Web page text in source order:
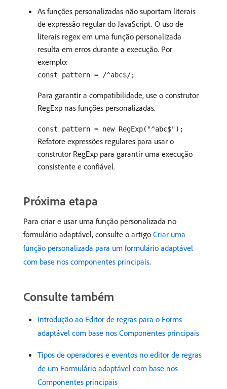
As funções personalizadas não suportam literais
de expressão regular do JavaScript. O uso de
literais regex em uma função personalizada
resulta em erros durante a execução. Por
exemplo:
const pattern = /^abc$/;
Para garantir a compatibilidade, use o construtor
RegExp nas funções personalizadas.
const pattern = new RegExp("^abc$");
Refatore expressões regulares para usar o
construtor RegExp para garantir uma execução
consistente e confiável.
Próxima etapa
Para criar e usar uma função personalizada no
formulário adaptável, consulte o artigo Criar uma
função personalizada para um formulário adaptável
com base nos componentes principais.
Consulte também
Introdução ao Editor de regras para o Forms
adaptável com base nos Componentes principais
Tipos de operadores e eventos no editor de regras
de um Formulário adaptável com base nos
Componentes principais